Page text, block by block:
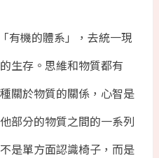
有機的體系」，去統一現
生存。思維和物質都有
關於物質的關係，心智是
部分的物質之間的一系列
是單方面認識椅子，而是